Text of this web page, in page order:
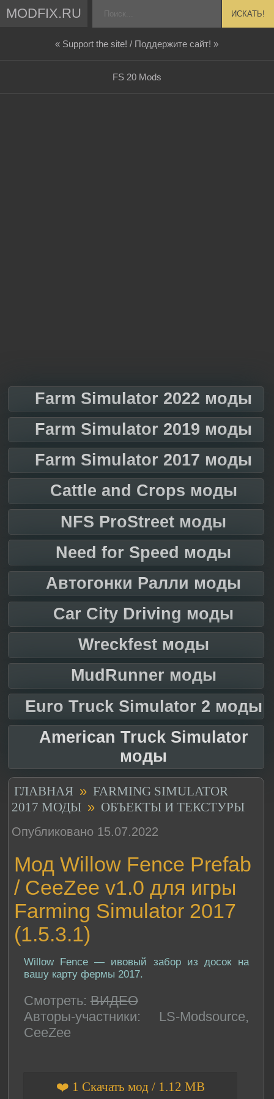
MODFIX.RU ИСКАТЬ!
« Support the site! / Поддержите сайт! »
FS 20 Mods
Farm Simulator 2022 моды
Farm Simulator 2019 моды
Farm Simulator 2017 моды
Cattle and Crops моды
NFS ProStreet моды
Need for Speed моды
Автогонки Ралли моды
Car City Driving моды
Wreckfest моды
MudRunner моды
Euro Truck Simulator 2 моды
American Truck Simulator
моды
ГЛАВНАЯ » FARMING SIMULATOR
2017 МОДЫ » ОБЪЕКТЫ И ТЕКСТУРЫ
Опубликовано 15.07.2022
Мод Willow Fence Prefab
/ CeeZee v1.0 для игры
Farming Simulator 2017
(1.5.3.1)
Willow Fence — ивовый забор из досок на
вашу карту фермы 2017.
Смотреть: ВИДЕО
Авторы-участники: LS-Modsource,
CeeZee
❤️ 1 Скачать мод / 1.12 MB